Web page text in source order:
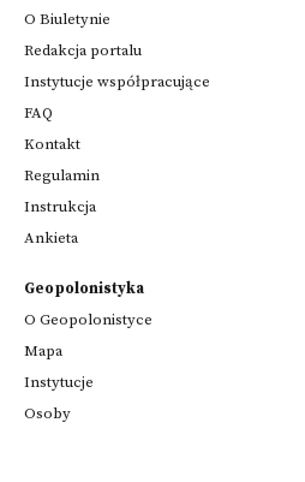
O Biuletynie
Redakcja portalu
Instytucje współpracujące
FAQ
Kontakt
Regulamin
Instrukcja
Ankieta
Geopolonistyka
O Geopolonistyce
Mapa
Instytucje
Osoby